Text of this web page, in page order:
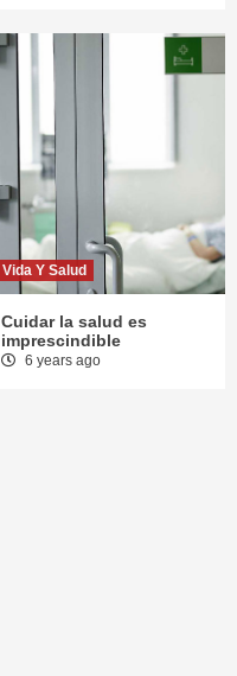
Vida Y Salud
Cuidar la salud es
imprescindible
6 years ago